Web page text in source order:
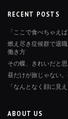
RECENT POSTS
「ここで食べちゃえ
燃え尽き症候群で退
働き方
その蝶、きれいだと
昼だけが旅じゃない
「なんとなく顔に見
ABOUT US